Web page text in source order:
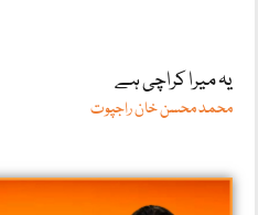
یہ میرا کراچی ہے
محمد محسن خان راجپوت